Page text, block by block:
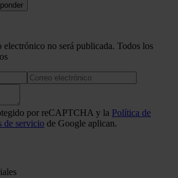
no será publicada. Todos los
por reCAPTCHA y la Política de
de servicio de Google aplican.